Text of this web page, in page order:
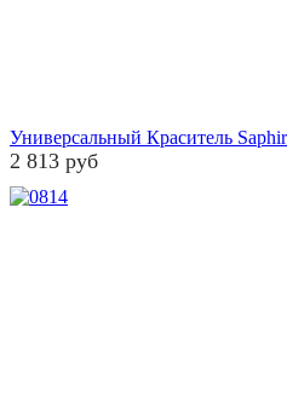
Универсальный Краситель
2 813 руб